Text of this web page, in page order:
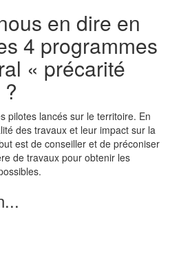
en dire en
4 programmes
« précarité
pilotes lancés sur le territoire. En
des travaux et leur impact sur la
est de conseiller et de préconiser
de travaux pour obtenir les